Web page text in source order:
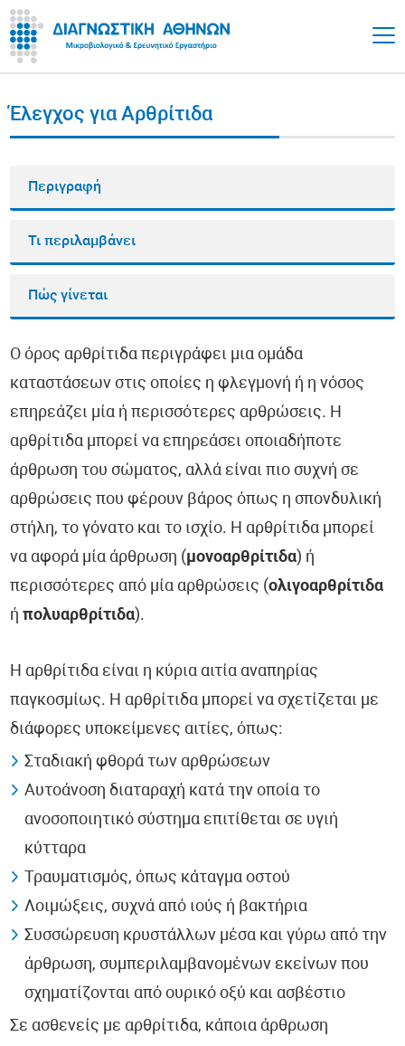
Έλεγχος για Αρθρίτιδα
Περιγραφή
Τι περιλαμβάνει
Πώς γίνεται
Ο όρος αρθρίτιδα περιγράφει μια ομάδα
καταστάσεων στις οποίες η φλεγμονή ή η νόσος
επηρεάζει μία ή περισσότερες αρθρώσεις. Η
αρθρίτιδα μπορεί να επηρεάσει οποιαδήποτε
άρθρωση του σώματος, αλλά είναι πιο συχνή σε
αρθρώσεις που φέρουν βάρος όπως η σπονδυλική
στήλη, το γόνατο και το ισχίο. Η αρθρίτιδα μπορεί
να αφορά μία άρθρωση (μονοαρθρίτιδα) ή
περισσότερες από μία αρθρώσεις (ολιγοαρθρίτιδα
ήπολυαρθρίτιδα).
Η αρθρίτιδα είναι η κύρια αιτία αναπηρίας
παγκοσμίως. Η αρθρίτιδα μπορεί να σχετίζεται με
διάφορες υποκείμενες αιτίες, όπως:
Σταδιακή φθορά των αρθρώσεων
Αυτοάνοση διαταραχή κατά την οποία το
ανοσοποιητικό σύστημα επιτίθεται σε υγιή
κύτταρα
Τραυματισμός, όπως κάταγμα οστού
Λοιμώξεις, συχνά από ιούς ή βακτήρια
Συσσώρευση κρυστάλλων μέσα και γύρω από την
άρθρωση, συμπεριλαμβανομένων εκείνων που
σχηματίζονται από ουρικό οξύ και ασβέστιο
Σε ασθενείς με αρθρίτιδα, κάποια άρθρωση